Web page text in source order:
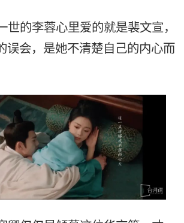
世的李蓉心里爱的就是裴文宣，
误会，是她不清楚自己的内心而